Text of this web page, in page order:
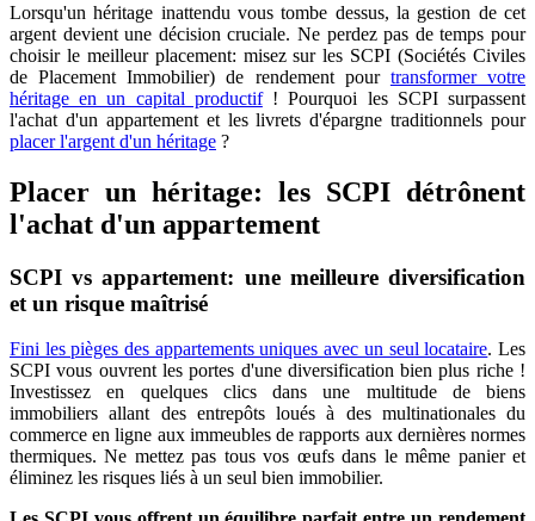
Lorsqu'un héritage inattendu vous tombe dessus, la gestion de cet
argent devient une décision cruciale. Ne perdez pas de temps pour
choisir le meilleur placement: misez sur les SCPI (Sociétés Civiles
de Placement Immobilier) de rendement pour transformer votre
héritage en un capital productif! Pourquoi les SCPI surpassent
l'achat d'un appartement et les livrets d'épargne traditionnels pour
placer l'argent d'un héritage ?
Placer un héritage: les SCPI détrônent
l'achat d'un appartement
SCPI vs appartement: une meilleure diversification
et un risque maîtrisé
Fini les pièges des appartements uniques avec un seul locataire. Les
SCPI vous ouvrent les portes d'une diversification bien plus riche !
Investissez en quelques clics dans une multitude de biens
immobiliers allant des entrepôts loués à des multinationales du
commerce en ligne aux immeubles de rapports aux dernières normes
thermiques. Ne mettez pas tous vos œufs dans le même panier et
éliminez les risques liés à un seul bien immobilier.